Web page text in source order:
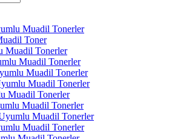
Muadil Tonerler
Toner
Muadil Tonerler
Muadil Tonerler
Muadil Tonerler
Muadil Tonerler
Muadil Tonerler
Muadil Tonerler
Muadil Tonerler
Muadil Tonerler